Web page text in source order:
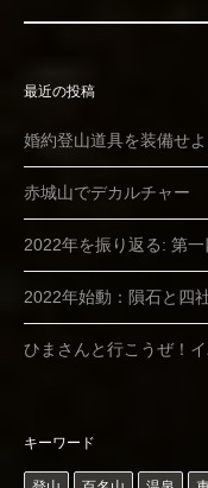
最近の投稿
婚約登山道具を装備せ
赤城山でデカルチャー
2022年を振り返る: 第
2022年始動：隕石と四
ひまさんと行こうぜ！
キーワード